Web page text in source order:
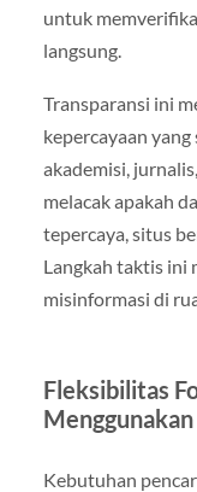
untuk
langsung.
Transparansi ini
kepercayaan
akademisi,
melacak apakah
tepercaya, situs
Langkah taktis ini
misinformasi di
Fleksibilitas
Kebutuhan